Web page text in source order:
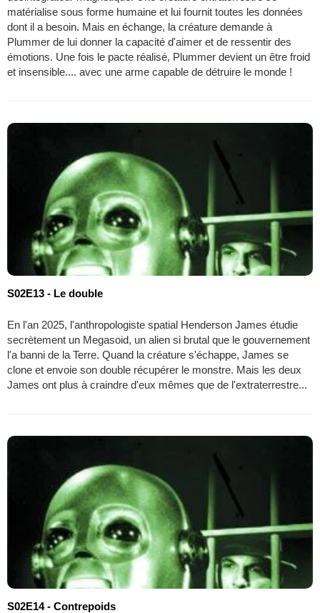
matérialise sous forme humaine et lui fournit toutes les données
dont il a besoin. Mais en échange, la créature demande à
Plummer de lui donner la capacité d'aimer et de ressentir des
émotions. Une fois le pacte réalisé, Plummer devient un être froid
et insensible.... avec une arme capable de détruire le monde !
S02E13 - Le double
En l'an 2025, l'anthropologiste spatial Henderson James étudie
secrètement un Megasoid, un alien si brutal que le gouvernement
l'a banni de la Terre. Quand la créature s'échappe, James se
clone et envoie son double récupérer le monstre. Mais les deux
James ont plus à craindre d'eux mêmes que de l'extraterrestre...
S02E14 - Contrepoids